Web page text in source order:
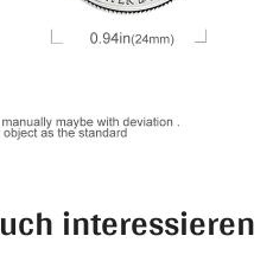
interessieren